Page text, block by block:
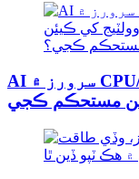
AI سرورز ۾ CPU/GPU پاور سپلائي جي مسئلي کي